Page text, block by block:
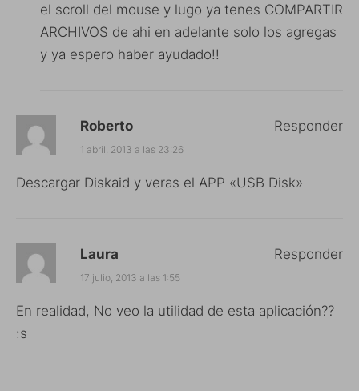
el scroll del mouse y lugo ya tenes COMPARTIR
ARCHIVOS de ahi en adelante solo los agregas
y ya espero haber ayudado!!
Roberto
1 abril, 2013 a las 23:26
Descargar Diskaid y veras el APP «USB Disk»
Responder
Laura
17 julio, 2013 a las 1:55
En realidad, No veo la utilidad de esta aplicación??
:s
Responder